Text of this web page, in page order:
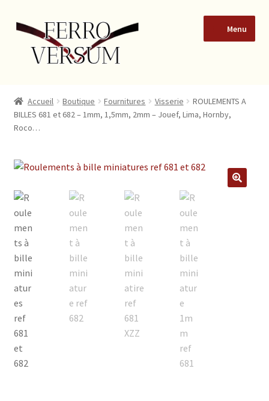
Menu
Blog
Conditions Générales de Vente de produits en ligne à des
consommateurs particuliers
Formulaire de contact
Mon compte
Page d’accueil
Panier
Politique de confidentialité
Accueil Boutique Fournitures Visserie
ROULEMENTS A
BILLES 681 et 682 – 1mm, 1,5mm, 2mm – Jouef, Lima, Hornby,
Roco…